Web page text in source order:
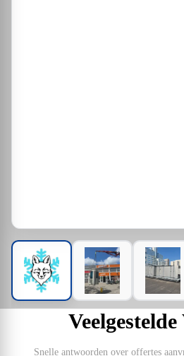
Snelle antwoorden over offertes